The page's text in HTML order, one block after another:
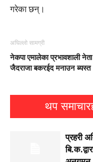
गरेका छन्।
अघिल्लो सामग्री
नेकपा एमालेका प्रभावशाली
जैदराजा बकरईद मनाउन ब्यस्त
थप
प्रहरी